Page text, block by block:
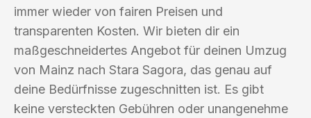
immer wieder von fairen Preisen und
transparenten Kosten. Wir bieten dir ein
maßgeschneidertes Angebot für deinen Umzug
von Mainz nach Stara Sagora, das genau auf
deine Bedürfnisse zugeschnitten ist. Es gibt
keine versteckten Gebühren oder unangenehme